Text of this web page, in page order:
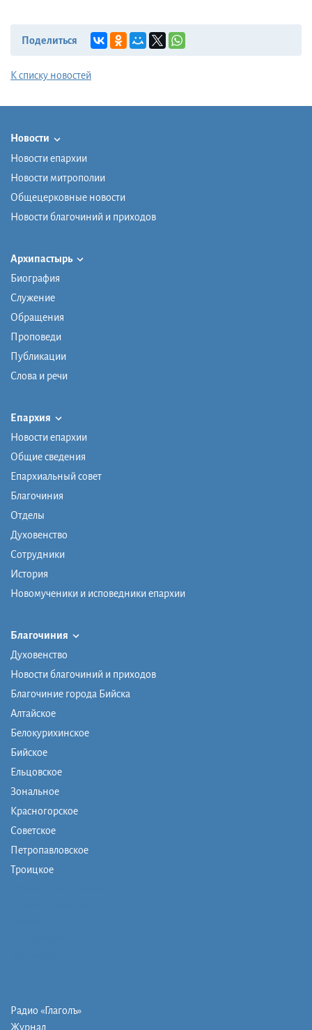
Поделиться
К списку новостей
Новости
Новости епархии
Новости митрополии
Общецерковные новости
Новости благочиний и приходов
Архипастырь
Биография
Служение
Обращения
Проповеди
Публикации
Слова и речи
Епархия
Новости епархии
Общие сведения
Епархиальный совет
Благочиния
Отделы
Духовенство
Сотрудники
История
Новомученики и исповедники епархии
Благочиния
Духовенство
Новости благочиний и приходов
Благочиние города Бийска
Алтайское
Белокурихинское
Бийское
Ельцовское
Зональное
Красногорское
Советское
Петропавловское
Троицкое
Радио «Глаголъ»
Журнал